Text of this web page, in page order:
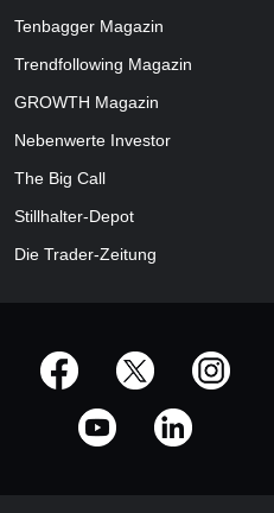
Tenbagger Magazin
Trendfollowing Magazin
GROWTH Magazin
Nebenwerte Investor
The Big Call
Stillhalter-Depot
Die Trader-Zeitung
offizielle Social Media-Accounts